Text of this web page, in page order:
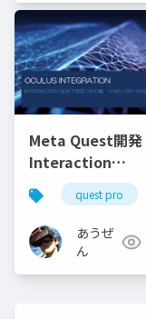
Meta Quest開発
Interaction
SDK(46/55)の使
quest pro
あうぜ
ん